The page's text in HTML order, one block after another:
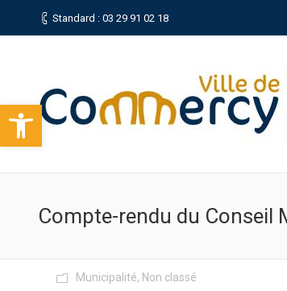
Ouvrir la barre d’outils
Standard : 03 29 91 02 18
Compte-rendu du Conseil
Municipalité, Non classé